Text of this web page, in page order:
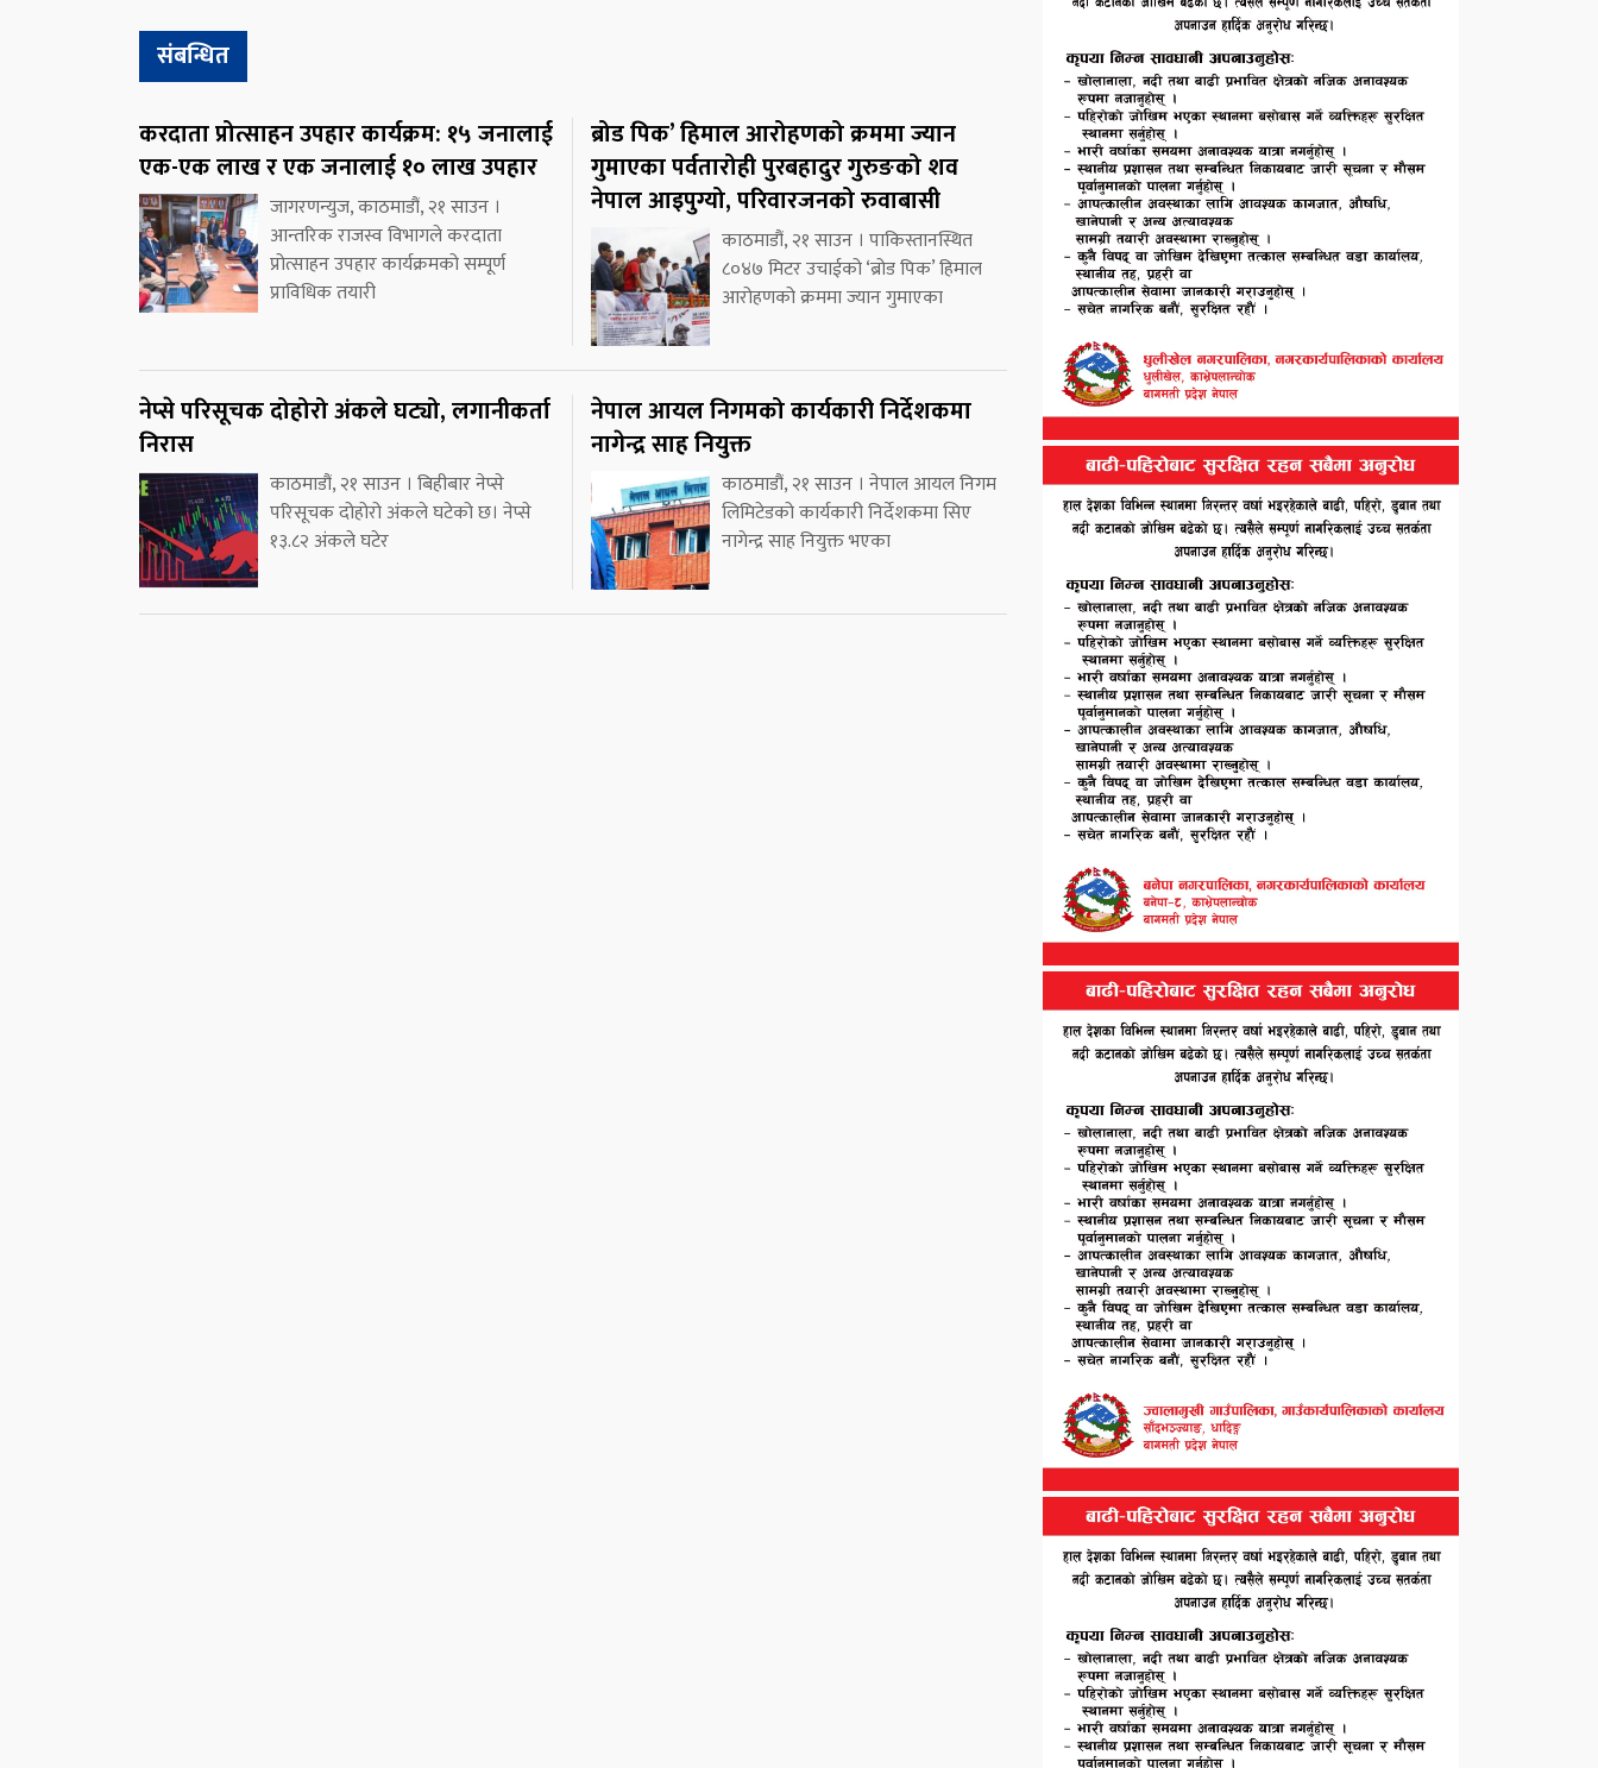
संबन्धित
करदाता प्रोत्साहन उपहार कार्यक्रम: १५ जनालाई
एक-एक लाख र एक जनालाई १० लाख उपहार
जागरणन्युज, काठमाडौं, २१ साउन ।
आन्तरिक राजस्व विभागले करदाता
प्रोत्साहन उपहार कार्यक्रमको सम्पूर्ण
प्राविधिक तयारी
ब्रोड पिक’ हिमाल आरोहणको क्रममा ज्यान
गुमाएका पर्वतारोही पुरबहादुर गुरुङको शव
नेपाल आइपुग्यो, परिवारजनको रुवाबासी
काठमाडौं, २१ साउन । पाकिस्तानस्थित
८०४७ मिटर उचाईको ‘ब्रोड पिक’ हिमाल
आरोहणको क्रममा ज्यान गुमाएका
नेप्से परिसूचक दोहोरो अंकले घट्यो, लगानीकर्ता
निरास
काठमाडौं, २१ साउन । बिहीबार नेप्से
परिसूचक दोहोरो अंकले घटेको छ। नेप्से
१३.८२ अंकले घटेर
नेपाल आयल निगमको कार्यकारी निर्देशकमा
नागेन्द्र साह नियुक्त
काठमाडौं, २१ साउन । नेपाल आयल निगम
लिमिटेडको कार्यकारी निर्देशकमा सिए
नागेन्द्र साह नियुक्त भएका